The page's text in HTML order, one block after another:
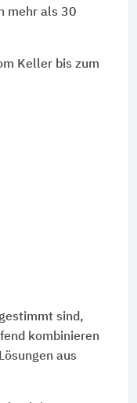
mehr als 30
Keller bis zum
sind,
kombinieren
aus